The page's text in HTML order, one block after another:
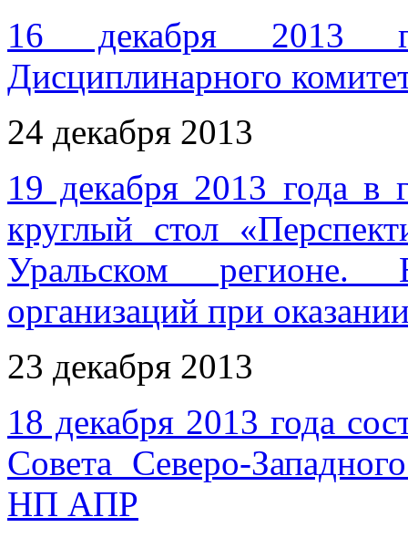
16 декабря 2013
Дисциплинарного
24 декабря 2013
19 декабря 2013 года в
круглый стол
Уральском регионе.
организаций при
23 декабря 2013
18 декабря 2013 года
Совета Северо-
НП АПР